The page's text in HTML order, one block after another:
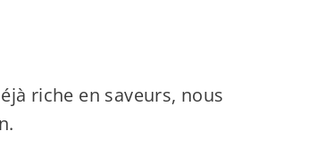
riche en saveurs, nous